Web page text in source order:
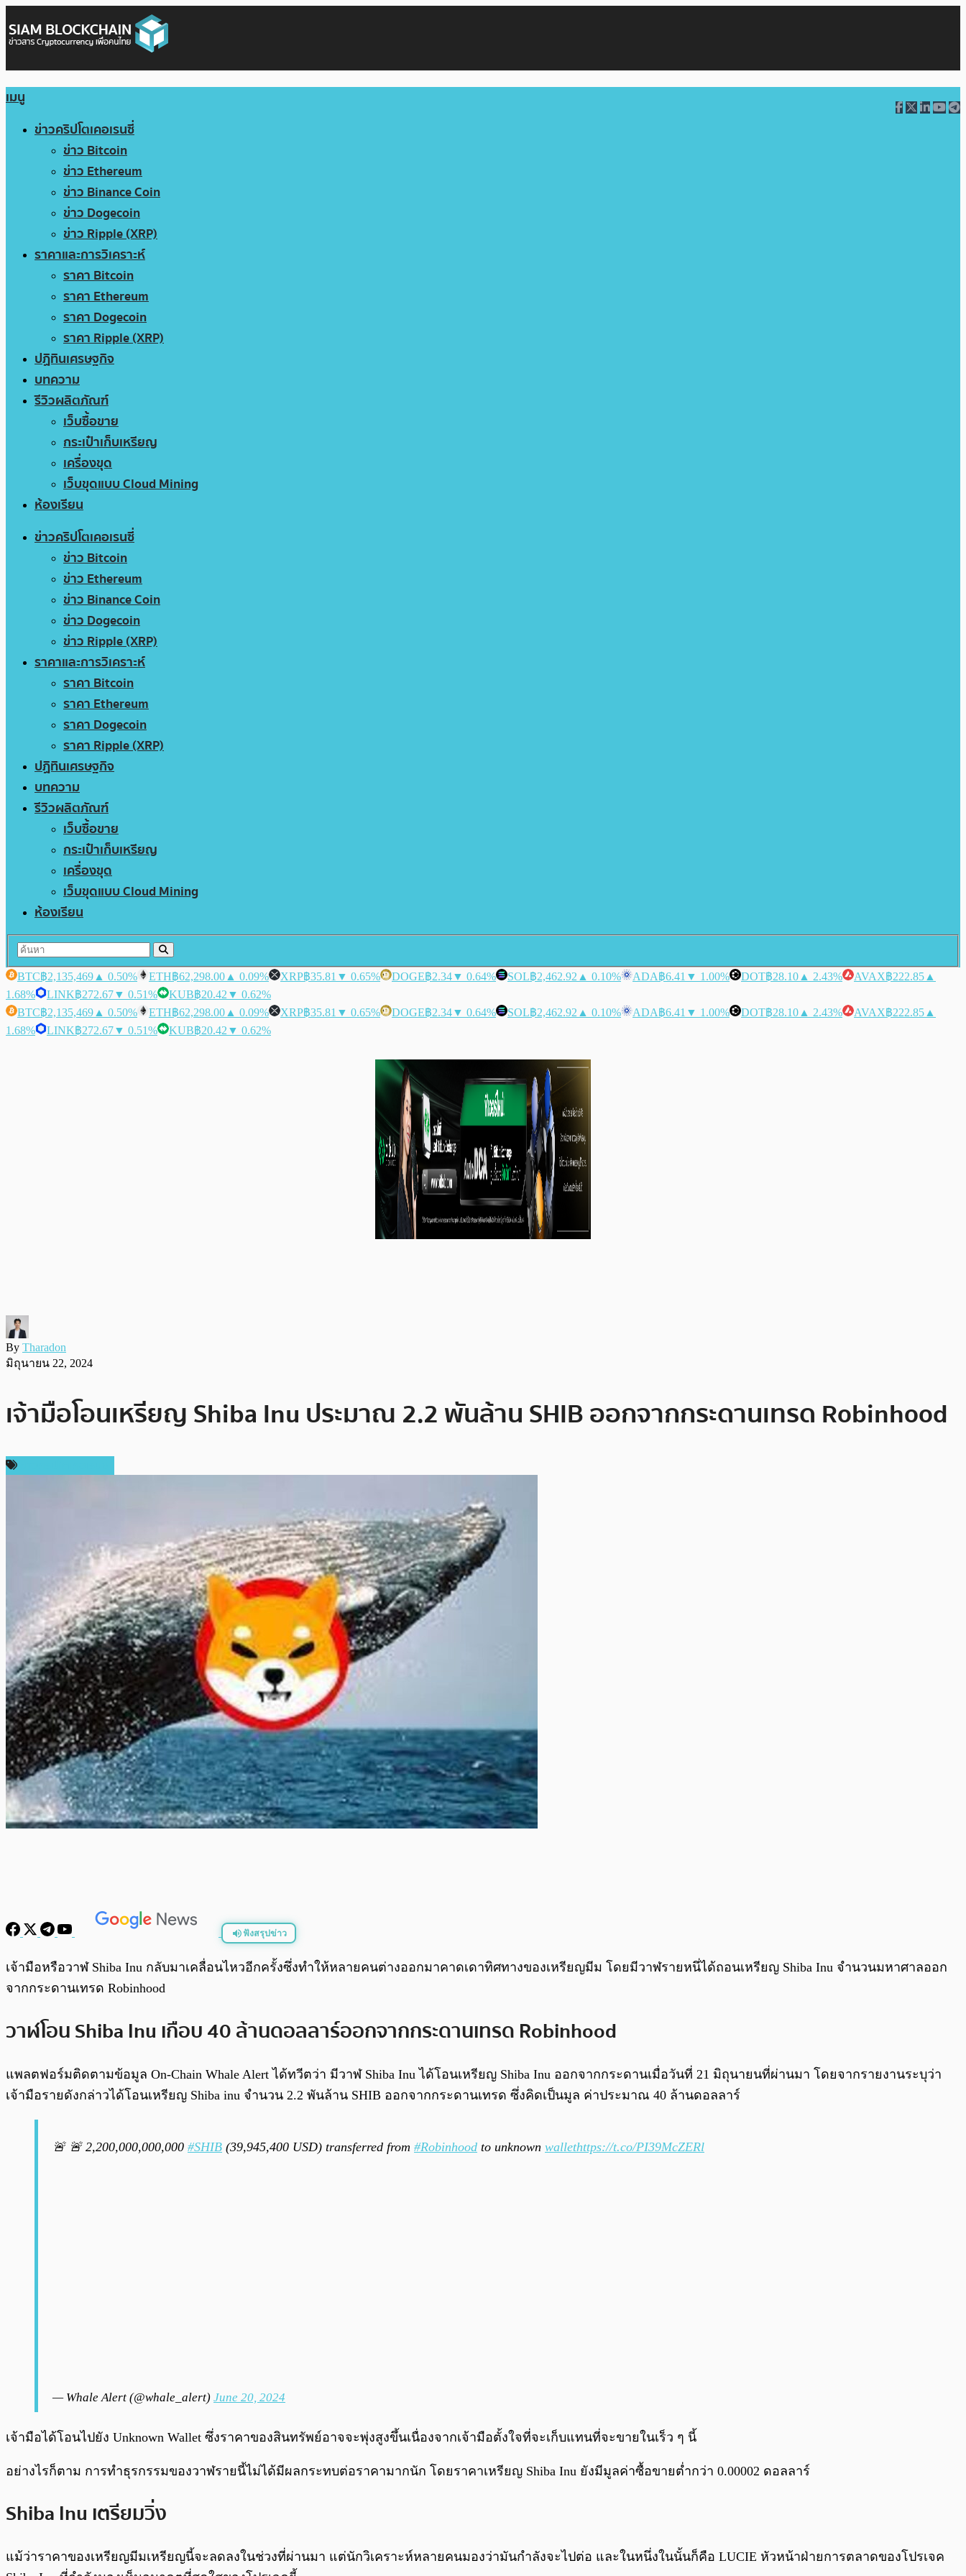
เมนู
ข่าวคริปโตเคอเรนซี่
ข่าว Bitcoin
ข่าว Ethereum
ข่าว Binance Coin
ข่าว Dogecoin
ข่าว Ripple (XRP)
ราคาและการวิเคราะห์
ราคา Bitcoin
ราคา Ethereum
ราคา Dogecoin
ราคา Ripple (XRP)
ปฏิทินเศรษฐกิจ
บทความ
รีวิวผลิตภัณฑ์
เว็บซื้อขาย
กระเป๋าเก็บเหรียญ
เครื่องขุด
เว็บขุดแบบ Cloud Mining
ห้องเรียน
ข่าวคริปโตเคอเรนซี่
ข่าว Bitcoin
ข่าว Ethereum
ข่าว Binance Coin
ข่าว Dogecoin
ข่าว Ripple (XRP)
ราคาและการวิเคราะห์
ราคา Bitcoin
ราคา Ethereum
ราคา Dogecoin
ราคา Ripple (XRP)
ปฏิทินเศรษฐกิจ
บทความ
รีวิวผลิตภัณฑ์
เว็บซื้อขาย
กระเป๋าเก็บเหรียญ
เครื่องขุด
เว็บขุดแบบ Cloud Mining
ห้องเรียน
BTC฿2,135,469 ▲ 0.50% ETH฿62,298.00 ▲ 0.09% XRP฿35.81 ▼ 0.65% DOGE฿2.34▼ 0.64% SOL฿2,462.92 ▲ 0.10% ADA฿6.41 ▼ 1.00% DOT฿28.10 ▲ 2.43% AVAX฿222.85 ▲
1.68%
LINK฿272.67▼ 0.51% KUB฿20.42 ▼ 0.62%
BTC฿2,135,469 ▲ 0.50% ETH฿62,298.00 ▲ 0.09% XRP฿35.81 ▼ 0.65% DOGE฿2.34▼ 0.64% SOL฿2,462.92 ▲ 0.10% ADA฿6.41 ▼ 1.00% DOT฿28.10 ▲ 2.43% AVAX฿222.85 ▲
1.68%
LINK฿272.67▼ 0.51% KUB฿20.42 ▼ 0.62%
By Tharadon
มิถุนายน 22, 2024
เจ้ามือโอนเหรียญ Shiba Inu ประมาณ 2.2 พันล้าน SHIB ออกจากกระดานเทรด Robinhood
ฟังสรุปข่าว
พร้อมเล่น
เจ้ามือหรือวาฬ Shiba Inu กลับมาเคลื่อนไหวอีกครั้งซึ่งทำให้หลายคนต่างออกมาคาดเดาทิศทางของเหรียญมีม โดยมีวาฬรายหนึ่ได้ถอนเหรียญ Shiba Inu จำนวนมหาศาลออก
จากกระดานเทรด Robinhood
วาฬโอน Shiba Inu เกือบ 40 ล้านดอลลาร์ออกจากกระดานเทรด Robinhood
แพลตฟอร์มติดตามข้อมูล On-Chain Whale Alert ได้ทวีตว่า มีวาฬ Shiba Inu ได้โอนเหรียญ Shiba Inu ออกจากกระดานเมื่อวันที่ 21 มิถุนายนที่ผ่านมา โดยจากรายงานระบุว่า
เจ้ามือรายดังกล่าวได้โอนเหรียญ Shiba inu จำนวน 2.2 พันล้าน SHIB ออกจากกระดานเทรด ซึ่งคิดเป็นมูล ค่าประมาณ 40 ล้านดอลลาร์
🚨 🚨 2,200,000,000,000 #SHIB (39,945,400 USD) transferred from #Robinhood to unknown wallethttps://t.co/PI39McZERl
— Whale Alert (@whale_alert) June 20, 2024
เจ้ามือได้โอนไปยัง Unknown Wallet ซึ่งราคาของสินทรัพย์อาจจะพุ่งสูงขึ้นเนื่องจากเจ้ามือตั้งใจที่จะเก็บแทนที่จะขายในเร็ว ๆ นี้
อย่างไรก็ตาม การทำธุรกรรมของวาฬรายนี้ไม่ได้มีผลกระทบต่อราคามากนัก โดยราคาเหรียญ Shiba Inu ยังมีมูลค่าซื้อขายต่ำกว่า 0.00002 ดอลลาร์
Shiba Inu เตรียมวิ่ง
แม้ว่าราคาของเหรียญมีมเหรียญนี้จะลดลงในช่วงที่ผ่านมา แต่นักวิเคราะห์หลายคนมองว่ามันกำลังจะไปต่อ และในหนึ่งในนั้นก็คือ LUCIE หัวหน้าฝ่ายการตลาดของโปรเจค